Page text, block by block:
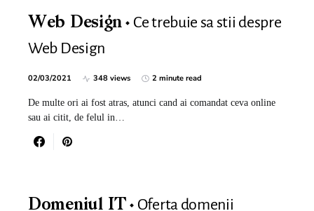
Web Design
Ce trebuie sa stii despre
Web Design
02/03/2021 348 views 2 minute read
De multe ori ai fost atras, atunci cand ai comandat ceva online
sau ai citit, de felul in…
Domeniul IT
Oferta domenii